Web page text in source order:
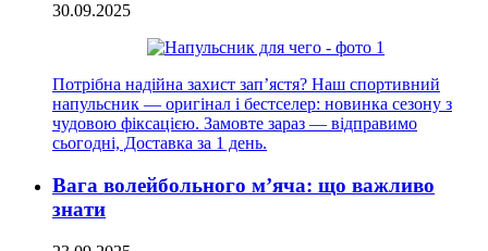
30.09.2025
Потрібна надійна захист зап’ястя? Наш спортивний
напульсник — оригінал і бестселер: новинка сезону з
чудовою фіксацією. Замовте зараз — відправимо
сьогодні, Доставка за 1 день.
Вага волейбольного м’яча: що важливо
знати